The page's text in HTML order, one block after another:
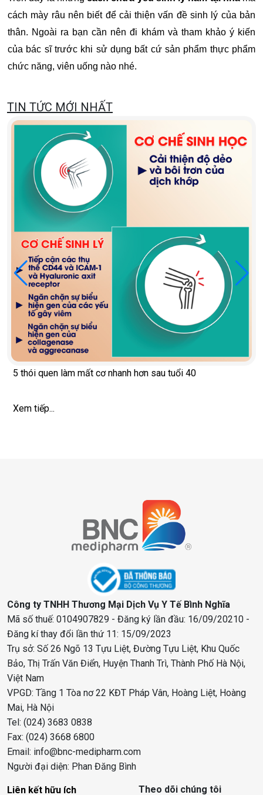
cách mày râu nên biết để cải thiện vấn đề sinh lý của bản
thân. Ngoài ra bạn cần nên đi khám và tham khảo ý kiến
của bác sĩ trước khi sử dụng bất cứ sản phẩm thực phẩm
chức năng, viên uống nào nhé.
TIN TỨC MỚI NHẤT
5 thói quen làm mất cơ nhanh hơn sau tuổi 40
Xem tiếp...
Công ty TNHH Thương Mại Dịch Vụ Y Tế Bình Nghĩa
Mã số thuế: 0104907829 - Đăng ký lần đầu: 16/09/20210 -
Đăng kí thay đổi lần thứ 11: 15/09/2023
Trụ sở: Số 26 Ngõ 13 Tựu Liệt, Đường Tựu Liệt, Khu Quốc
Bảo, Thị Trấn Văn Điển, Huyện Thanh Trì, Thành Phố Hà Nội,
Việt Nam
VPGD: Tầng 1 Tòa nơ 22 KĐT Pháp Vân, Hoàng Liệt, Hoàng
Mai, Hà Nội
Tel: (024) 3683 0838
Fax: (024) 3668 6800
Email: info@bnc-medipharm.com
Người đại diện: Phan Đăng Bình
Liên kết hữu ích Theo dõi chúng tôi